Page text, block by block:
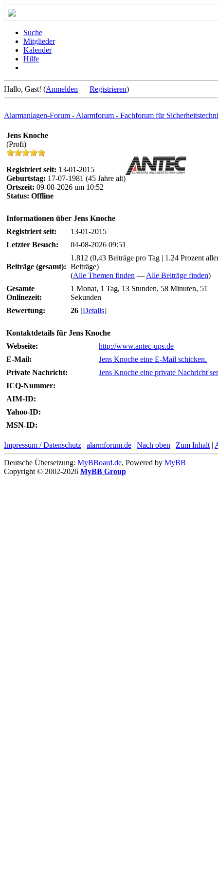
Suche
Mitglieder
Kalender
Hilfe
Hallo, Gast! (Anmelden — Registrieren)
Alarmanlagen-Forum - Alarmforum - Fachforum für
Jens Knoche
(Profi)
Registriert seit: 13-01-2015
Geburtstag: 17-07-1981 (45 Jahre alt)
Ortszeit: 09-08-2026 um 10:52
Status: Offline
Informationen über Jens Knoche
Registriert seit:
13-01-2015
Letzter Besuch:
04-08-2026 09:51
Beiträge (gesamt):
1.812 (0,43 Beiträge pro Tag | 1.24 Prozent
Beiträge)
(Alle Themen finden — Alle Beiträge finden)
Gesamte
Onlinezeit:
1 Monat, 1 Tag, 13 Stunden, 58 Minuten, 51
Sekunden
Bewertung:
26 [Details]
Kontaktdetails für Jens Knoche
Webseite:
http://www.antec-ups.de
E-Mail:
Jens Knoche eine E-Mail schicken.
Private Nachricht:
Jens Knoche eine private Nachricht
ICQ-Nummer:
AIM-ID:
Yahoo-ID:
MSN-ID:
Impressum / Datenschutz | alarmforum.de | Nach oben | Zum Inhalt |
Deutsche Übersetzung: MyBBoard.de, Powered by MyBB
Copyright © 2002-2026 MyBB Group